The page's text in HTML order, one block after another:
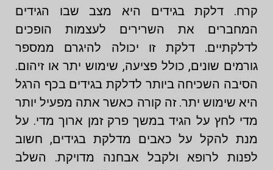
קרח. דלקת בגידים היא מצב שבו הגידים
המחברים את השרירים לעצמות הופכים
לדלקתיים. דלקת זו יכולה להיגרם ממספר
גורמים שונים, כולל פציעה, שימוש יתר או זיהום.
הסיבה השכיחה ביותר לדלקת בגידים בכף הרגל
היא שימוש יתר. זה קורה כאשר אתה מפעיל יותר
מדי לחץ על הגיד במשך פרק זמן ארוך מדי. על
מנת להקל על כאבים מדלקת בגידים, חשוב
לפנות לרופא ולקבל אבחנה מדויקת. השלב